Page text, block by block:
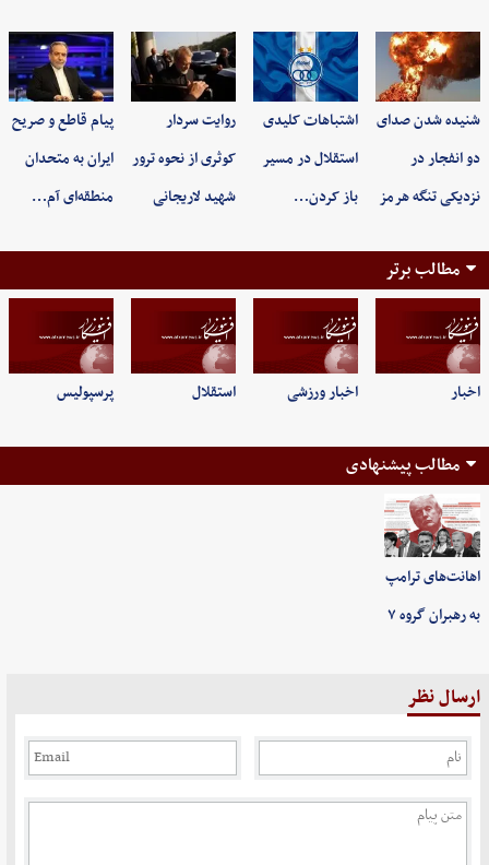
شنیده شدن صدای
دو انفجار در
نزدیکی تنگه هرمز
اشتباهات کلیدی
استقلال در مسیر
باز کردن…
روایت سردار
کوثری از نحوه ترور
شهید لاریجانی
پیام قاطع و صریح
ایران به متحدان
منطقه‌ای آم…
مطالب برتر
اخبار اخبار ورزشی استقلال پرسپولیس
مطالب پیشنهادی
اهانت‌های ترامپ
به رهبران گروه ۷
ارسال نظر